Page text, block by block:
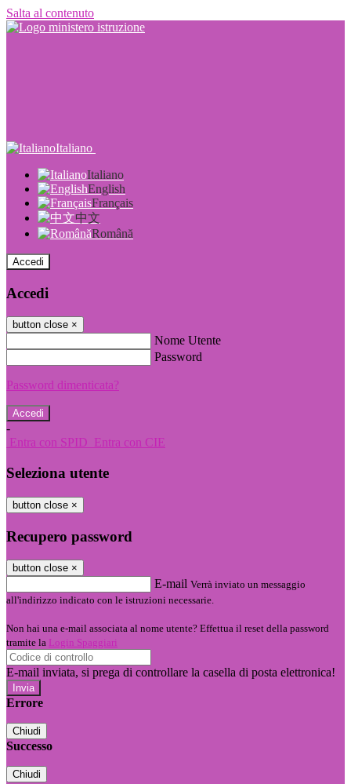
Salta al contenuto
Italiano
Italiano
English
Français
中文
Română
Accedi
Accedi
button close ×
Nome Utente
Password
Password dimenticata?
-
Entra con SPID Entra con CIE
Seleziona utente
button close ×
Recupero password
button close ×
E-mail Verrà inviato un messaggio
all'indirizzo indicato con le istruzioni necessarie.
Non hai una e-mail associata al nome utente? Effettua il reset della password
tramite la Login Spaggiari
E-mail inviata, si prega di controllare la casella di posta elettronica!
Errore
Chiudi
Successo
Chiudi